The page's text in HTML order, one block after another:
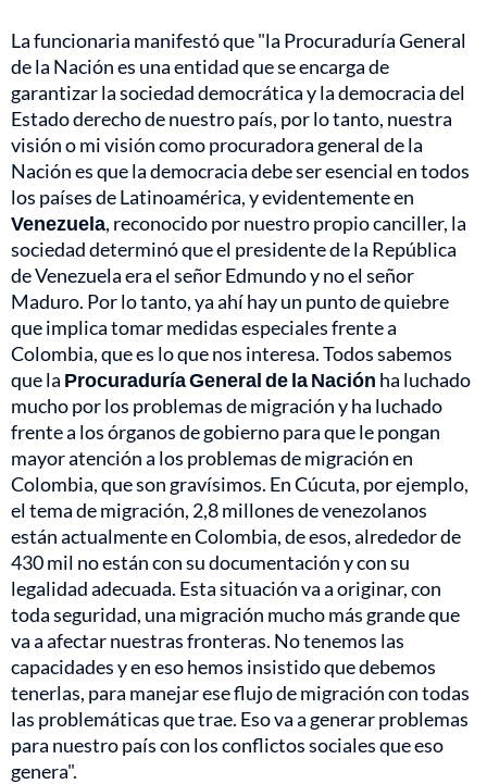
La funcionaria manifestó que "la Procuraduría General
de la Nación es una entidad que se encarga de
garantizar la sociedad democrática y la democracia del
Estado derecho de nuestro país, por lo tanto, nuestra
visión o mi visión como procuradora general de la
Nación es que la democracia debe ser esencial en todos
los países de Latinoamérica, y evidentemente en
Venezuela, reconocido por nuestro propio canciller, la
sociedad determinó que el presidente de la República
de Venezuela era el señor Edmundo y no el señor
Maduro. Por lo tanto, ya ahí hay un punto de quiebre
que implica tomar medidas especiales frente a
Colombia, que es lo que nos interesa. Todos sabemos
que la Procuraduría General de la Nación ha luchado
mucho por los problemas de migración y ha luchado
frente a los órganos de gobierno para que le pongan
mayor atención a los problemas de migración en
Colombia, que son gravísimos. En Cúcuta, por ejemplo,
el tema de migración, 2,8 millones de venezolanos
están actualmente en Colombia, de esos, alrededor de
430 mil no están con su documentación y con su
legalidad adecuada. Esta situación va a originar, con
toda seguridad, una migración mucho más grande que
va a afectar nuestras fronteras. No tenemos las
capacidades y en eso hemos insistido que debemos
tenerlas, para manejar ese flujo de migración con todas
las problemáticas que trae. Eso va a generar problemas
para nuestro país con los conflictos sociales que eso
genera".